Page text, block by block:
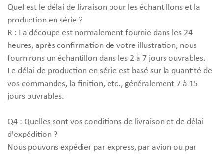
Quel est le délai de livraison pour les échantillons et la
production en série ?
R : La découpe est normalement fournie dans les 24
heures, après confirmation de votre illustration, nous
fournirons un échantillon dans les 2 à 7 jours ouvrables.
Le délai de production en série est basé sur la quantité de
vos commandes, la finition, etc., généralement 7 à 15
jours ouvrables.
Q4 : Quelles sont vos conditions de livraison et de délai
d'expédition ?
Nous pouvons expédier par express, par avion ou par